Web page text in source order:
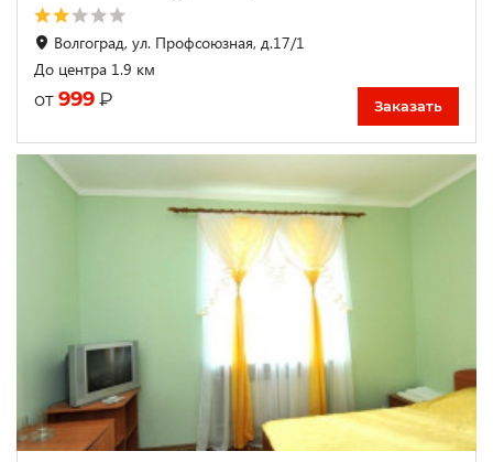
Волгоград, ул. Профсоюзная, д.17/1
До центра 1.9 км
от 999 ₽ Заказать